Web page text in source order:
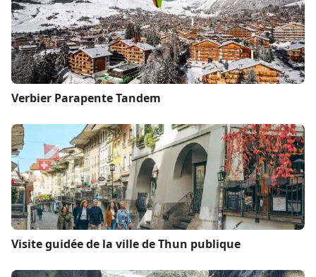
Verbier Parapente Tandem
Visite guidée de la ville de Thun publique